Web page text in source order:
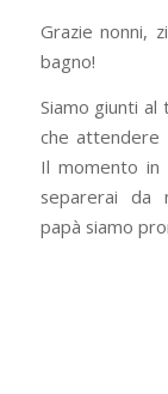
Grazie nonni,
bagno!
Siamo giunti al
che attendere
Il momento in
separerai
papà siamo